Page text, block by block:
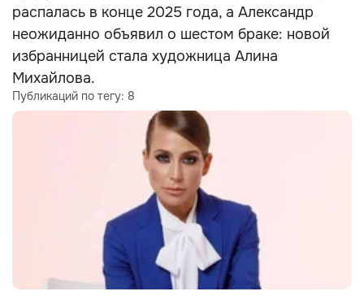
распалась в конце 2025 года, а Александр
неожиданно объявил о шестом браке: новой
избранницей стала художница Алина
Михайлова.
Публикаций по тегу: 8